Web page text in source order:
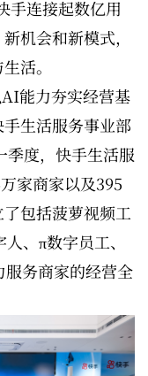
连接起数亿用
机会和新模式，
活。
能力夯实经营基
生活服务事业部
季度，快手生活服
家商家以及395
包括菠萝视频工
、π数字员工、
务商家的经营全